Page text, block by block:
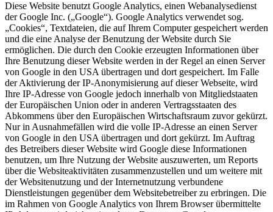
Diese Website benutzt Google Analytics, einen Webanalysedienst
der Google Inc. („Google“). Google Analytics verwendet sog.
„Cookies“, Textdateien, die auf Ihrem Computer gespeichert werden
und die eine Analyse der Benutzung der Website durch Sie
ermöglichen. Die durch den Cookie erzeugten Informationen über
Ihre Benutzung dieser Website werden in der Regel an einen Server
von Google in den USA übertragen und dort gespeichert. Im Falle
der Aktivierung der IP-Anonymisierung auf dieser Webseite, wird
Ihre IP-Adresse von Google jedoch innerhalb von Mitgliedstaaten
der Europäischen Union oder in anderen Vertragsstaaten des
Abkommens über den Europäischen Wirtschaftsraum zuvor gekürzt.
Nur in Ausnahmefällen wird die volle IP-Adresse an einen Server
von Google in den USA übertragen und dort gekürzt. Im Auftrag
des Betreibers dieser Website wird Google diese Informationen
benutzen, um Ihre Nutzung der Website auszuwerten, um Reports
über die Websiteaktivitäten zusammenzustellen und um weitere mit
der Websitenutzung und der Internetnutzung verbundene
Dienstleistungen gegenüber dem Websitebetreiber zu erbringen. Die
im Rahmen von Google Analytics von Ihrem Browser übermittelte